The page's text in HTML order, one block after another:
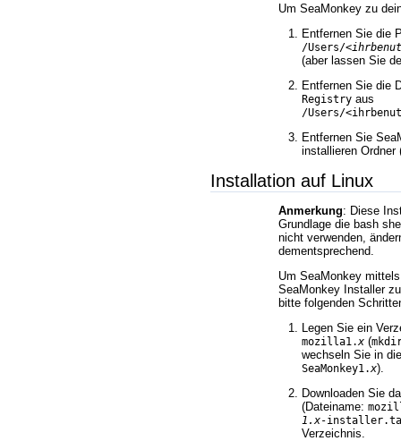
Um SeaMonkey zu
Entfernen Sie die
/Users/
(aber lassen Sie
Entfernen Sie die
Registryaus
/Users/
Entfernen Sie
installieren
Installation auf Linux
Anmerkung: Diese
Grundlage die bash
nicht verwenden,
dementsprechend.
Um SeaMonkey
SeaMonkey Installer
bitte folgenden
Legen Sie ein
mozilla1.x(
wechseln Sie in
SeaMonkey1.x).
Downloaden Sie
(Dateiname:
1.x-
Verzeichnis.